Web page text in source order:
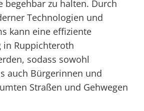
begehbar zu halten. Durch
Technologien und
kann eine effiziente
in Ruppichteroth
sodass sowohl
auch Bürgerinnen und
Straßen und Gehwegen